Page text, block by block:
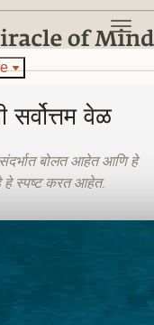
वेळ
बोलत आहेत आणि हे
स्पष्ट करत आहेत.